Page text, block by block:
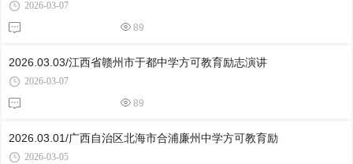
2026-03-07
89
2026.03.03/江西省赣州市于都中学方可教育励志演讲
2026-03-07
89
2026.03.01/广西自治区北海市合浦廉州中学方可教育励
2026-03-05